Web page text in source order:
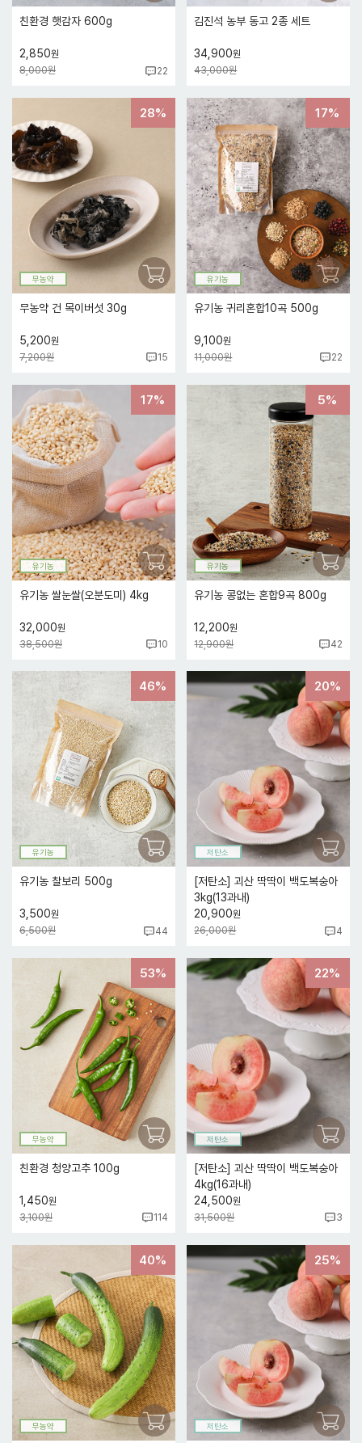
친환경 햇감자 600g
2,850원
8,000원
22
김진석 농부 동고 2종 세트
34,900원
43,000원
28%
무농약
무농약 건 목이버섯 30g
5,200원
7,200원
15
17%
유기농
유기농 귀리혼합10곡 500g
9,100원
11,000원
22
17%
유기농
유기농 쌀눈쌀(오분도미) 4kg
32,000원
38,500원
10
5%
유기농
유기농 콩없는 혼합9곡 800g
12,200원
12,900원
42
46%
유기농
유기농 찰보리 500g
3,500원
6,500원
44
20%
저탄소
[저탄소] 괴산 딱딱이 백도복숭아
3kg(13과내)
20,900원
26,000원
4
53%
무농약
친환경 청양고추 100g
1,450원
3,100원
114
22%
저탄소
[저탄소] 괴산 딱딱이 백도복숭아
4kg(16과내)
24,500원
31,500원
3
40%
무농약
25%
저탄소